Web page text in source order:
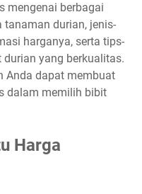
mengenai berbagai
durian, jenis-
harganya, serta tips-
yang berkualitas.
Anda dapat membuat
dalam memilih bibit
Harga